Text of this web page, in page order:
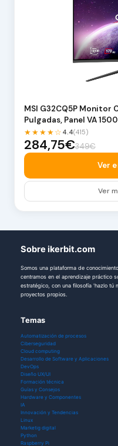
MSI G32CQ5P Monitor
Pulgadas, Panel VA
★★★★☆ 4.4(415)
284,75€349€
Ver
Ver
Sobre ikerbit.com
Somos una plataforma de
centramos en el aprendizaje práctico
estratégico, con una filosofía 'hazlo tú
proyectos propios.
Temas
Automatización de procesos
Ciberseguridad
Cloud computing
Desarrollo de Software y Aplicaciones
DevOps
Diseño UX/UI
Formación técnica
Guías y Consejos
Hardware y Componentes
IA
Innovación y Tendencias
Linux
Marketig digital
Python
Raspberry Pi